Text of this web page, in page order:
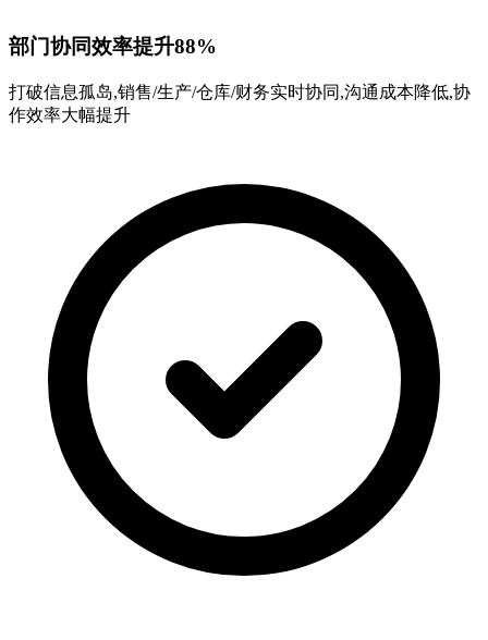
部门协同效率提升88%
打破信息孤岛,销售/生产/仓库/财务实时协同,沟通成本降低,协
作效率大幅提升